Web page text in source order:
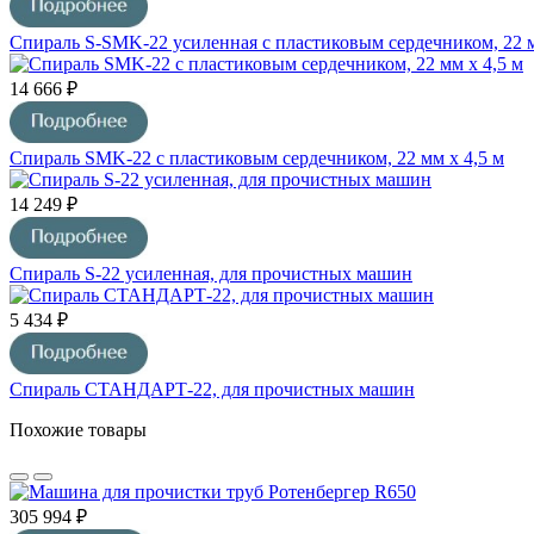
Спираль S-SMK-22 усиленная с пластиковым сердечником, 22
14 666 ₽
Спираль SMK-22 с пластиковым сердечником, 22 мм х 4,5 м
14 249 ₽
Спираль S-22 усиленная, для прочистных машин
5 434 ₽
Спираль СТАНДАРТ-22, для прочистных машин
Похожие товары
305 994 ₽